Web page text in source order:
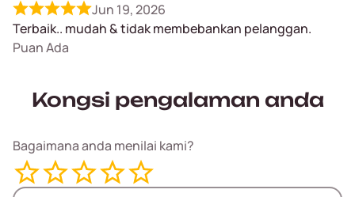
Jun 19, 2026
Terbaik.. mudah & tidak membebankan pelanggan.
Puan Ada
Kongsi pengalaman anda
Bagaimana anda menilai kami?